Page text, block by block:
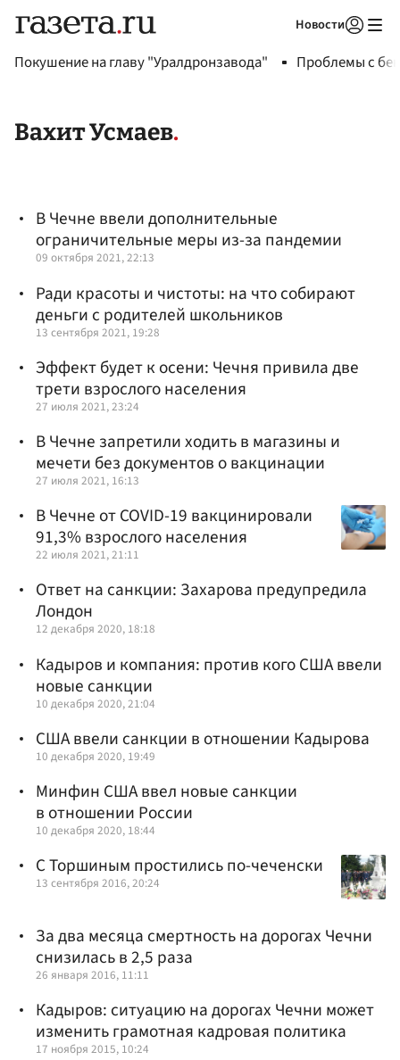
Новости
Покушение на главу "Уралдронзавода" Проблемы с
Вахит Усмаев
В Чечне ввели дополнительные
ограничительные меры из-за пандемии
09 октября 2021, 22:13
Ради красоты и чистоты: на что собирают
деньги с родителей школьников
13 сентября 2021, 19:28
Эффект будет к осени: Чечня привила две
трети взрослого населения
27 июля 2021, 23:24
В Чечне запретили ходить в магазины и
мечети без документов о вакцинации
27 июля 2021, 16:13
В Чечне от COVID-19 вакцинировали
91,3% взрослого населения
22 июля 2021, 21:11
Ответ на санкции: Захарова предупредила
Лондон
12 декабря 2020, 18:18
Кадыров и компания: против кого США ввели
новые санкции
10 декабря 2020, 21:04
США ввели санкции в отношении Кадырова
10 декабря 2020, 19:49
Минфин США ввел новые санкции
в отношении России
10 декабря 2020, 18:44
С Торшиным простились по-чеченски
13 сентября 2016, 20:24
За два месяца смертность на дорогах Чечни
снизилась в 2,5 раза
26 января 2016, 11:11
Кадыров: ситуацию на дорогах Чечни может
изменить грамотная кадровая политика
17 ноября 2015, 10:24